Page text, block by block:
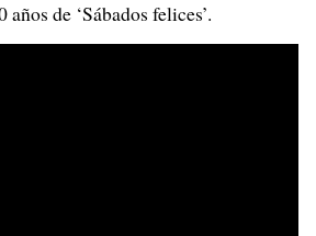
de ‘Sábados felices’.